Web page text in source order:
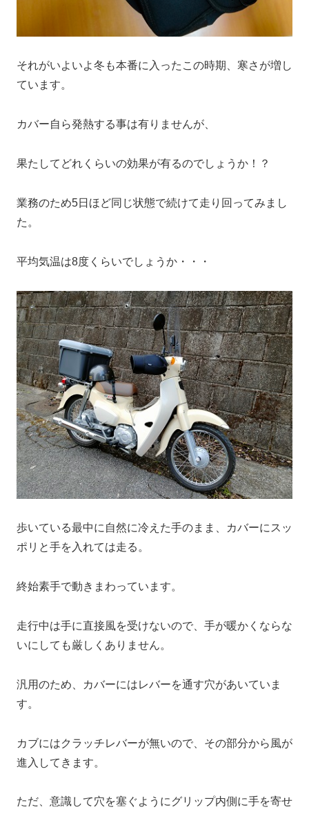
それがいよいよ冬も本番に入ったこの時期、寒さが増し
ています。
カバー自ら発熱する事は有りませんが、
果たしてどれくらいの効果が有るのでしょうか！？
業務のため5日ほど同じ状態で続けて走り回ってみまし
た。
平均気温は8度くらいでしょうか・・・
歩いている最中に自然に冷えた手のまま、カバーにスッ
ポリと手を入れては走る。
終始素手で動きまわっています。
走行中は手に直接風を受けないので、手が暖かくならな
いにしても厳しくありません。
汎用のため、カバーにはレバーを通す穴があいていま
す。
カブにはクラッチレバーが無いので、その部分から風が
進入してきます。
ただ、意識して穴を塞ぐようにグリップ内側に手を寄せ